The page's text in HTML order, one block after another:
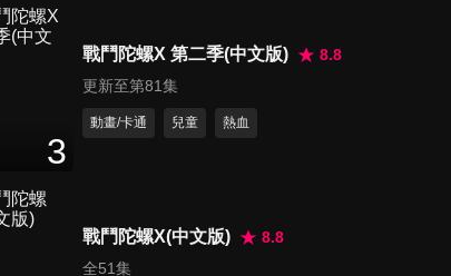
第11集
14
3
戰鬥陀螺X 第二季(中文版)
8.8
更新至第81集
動畫/卡通 兒童 熱血
戰鬥陀螺X(中文版)
8.8
全51集